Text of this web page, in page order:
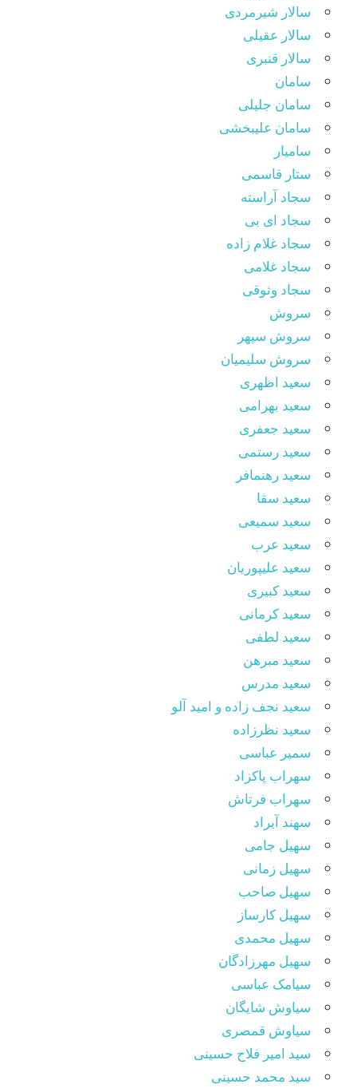
سالار شیرمردی
سالار عقیلی
سالار قنبری
سامان
سامان جلیلی
سامان علیبخشی
سامیار
ستار قاسمی
سجاد آراسته
سجاد ای بی
سجاد غلام زاده
سجاد غلامی
سجاد وثوقى
سروش
سروش سپهر
سروش سلیمیان
سعید اظهری
سعید بهرامی
سعید جعفری
سعید رستمی
سعید رهنمافر
سعید سقا
سعید سمیعی
سعید عرب
سعید علیپوریان
سعید کبیری
سعید کرمانی
سعید لطفی
سعید مبرهن
سعید مدرس
سعید نجف زاده و امید آلو
سعید نظرزاده
سمیر عباسی
سهراب پاکزاد
سهراب فرتاش
سهند آیراد
سهیل جامی
سهیل زمانی
سهیل صاحب
سهیل کارساز
سهیل محمدی
سهیل مهرزادگان
سیامک عباسی
سیاوش شایگان
سیاوش قمصری
سید امیر فلاح حسینی
سید محمد حسینی